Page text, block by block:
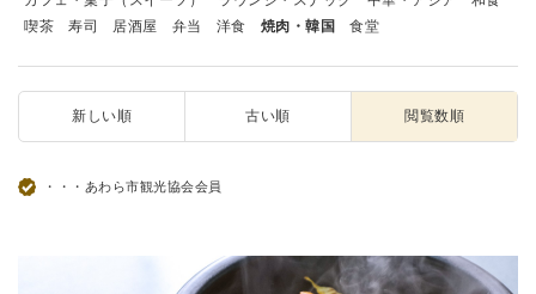
喫茶
寿司 居酒屋 弁当 洋食 焼肉・韓国 食堂
新しい順 古い順 閲覧数順
・・・あわら市観光協会会員